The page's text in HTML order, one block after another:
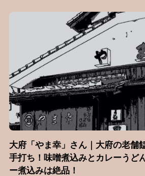
大府「やま幸」さん｜大府の老舗
手打ち！味噌煮込みとカレーうど
ー煮込みは絶品！